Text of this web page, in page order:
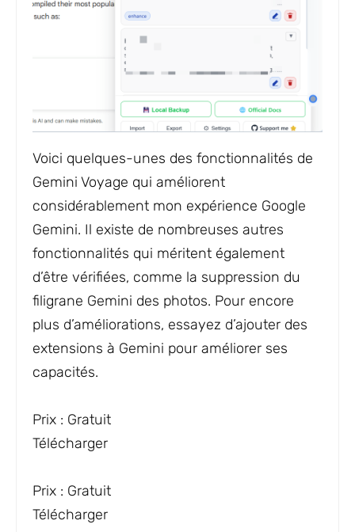
Voici quelques-unes des fonctionnalités de
Gemini Voyage qui améliorent
considérablement mon expérience Google
Gemini. Il existe de nombreuses autres
fonctionnalités qui méritent également
d’être vérifiées, comme la suppression du
filigrane Gemini des photos. Pour encore
plus d’améliorations, essayez d’ajouter des
extensions à Gemini pour améliorer ses
capacités.
Prix ​​: Gratuit
Télécharger
Prix ​​: Gratuit
Télécharger